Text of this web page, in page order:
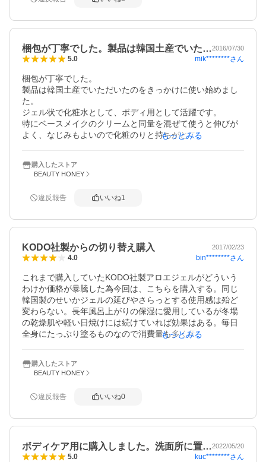
梱包が丁寧でした。製品は韓国土産でいた…2016/07/30
5.0 mik********さん
梱包が丁寧でした。
製品は韓国土産でいただいたのをきっかけに使い始めまし
た。
ジェル状で化粧水として、ボディ用として活躍です。
特にベースメイクのクリームと同量を混ぜて使うと伸びが
よく、なじみもよいので化粧のりと持ちがとても良いで
たっぷり使うし、詰め替えて毎日持ち歩くので、3つでこの
値段、送料込みは有りがだいです。
もっとみる
購入したストア
BEAUTY HONEY
違反報告 いいね1
KODO社製からの切り替え購入 2017/02/23
4.0 bin********さん
これまで購入していたKODO社製アロエジェルがどういう
わけか価格が暴騰した為今回は、こちらを購入する。同じ
韓国製のせいかジェルの延びやさらっとする使用感は殆ど
変わらない。長年風呂上がりの保湿に愛用しているが冬場
の乾燥肌や軽い日焼けには続けていれば効果はある。毎日
全身にたっぷり塗るものなので消費量も多く価格は重要な
もっとみる
購入したストア
BEAUTY HONEY
違反報告 いいね0
ボディケア用に購入しました。洗面所に置…2022/05/20
5.0 kuc********さん